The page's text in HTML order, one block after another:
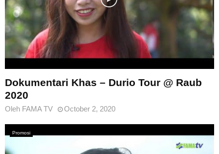
Dokumentari Khas – Durio Tour @ Raub
2020
Oleh FAMA TV October 2, 2020
Promosi